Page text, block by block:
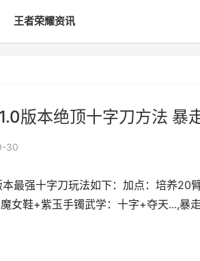
王者荣耀资讯
版本绝顶十字刀方法 暴
30
最强十字刀玩法如下：加点：培养20
女鞋+紫玉手镯武学：十字+夺天...,暴